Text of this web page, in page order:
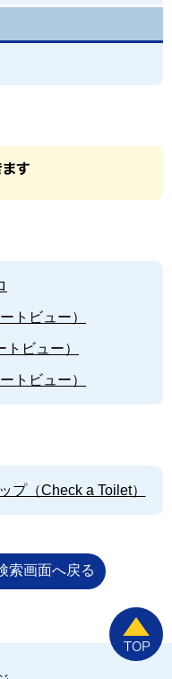
トビュー）
ビュー）
トビュー）
プ（Check a Toilet）
索画面へ戻る